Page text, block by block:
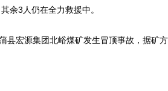
余3人仍在全力救援中。
宏源集团北峪煤矿发生冒顶事故，据矿